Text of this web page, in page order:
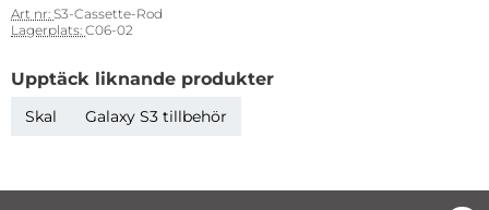
Art nr: S3-Cassette-Rod
Lagerplats: C06-02
Upptäck liknande produkter
Skal Galaxy S3 tillbehör